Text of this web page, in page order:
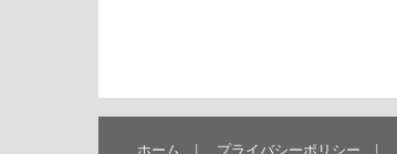
ホーム プライバシーポリシー